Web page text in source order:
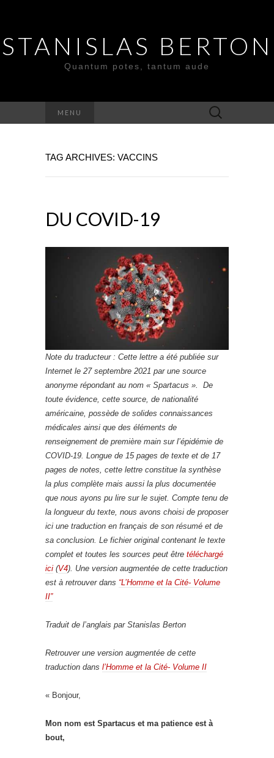
STANISLAS BERTON
Quantum potes, tantum aude
MENU
Search
for:
TAG ARCHIVES: VACCINS
DU COVID-19
Note du traducteur : Cette lettre a été publiée sur
Internet le 27 septembre 2021 par une source
anonyme répondant au nom « Spartacus ». De
toute évidence, cette source, de nationalité
américaine, possède de solides connaissances
médicales ainsi que des éléments de
renseignement de première main sur l’épidémie de
COVID-19. Longue de 15 pages de texte et de 17
pages de notes, cette lettre constitue la synthèse
la plus complète mais aussi la plus documentée
que nous ayons pu lire sur le sujet. Compte tenu de
la longueur du texte, nous avons choisi de proposer
ici une traduction en français de son résumé et de
sa conclusion. Le fichier original contenant le texte
complet et toutes les sources peut être téléchargé
ici (V4). Une version augmentée de cette traduction
est à retrouver dans “L’Homme et la Cité- Volume
II”
Traduit de l’anglais par Stanislas Berton
Retrouver une version augmentée de cette
traduction dans l’Homme et la Cité- Volume II
« Bonjour,
Mon nom est Spartacus et ma patience est à
bout,